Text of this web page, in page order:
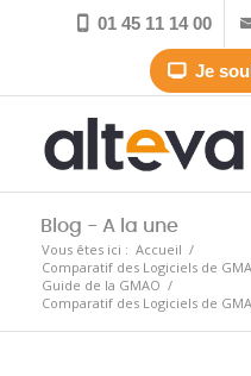
 01 45 11 14 00
Je
Blog - A la une
Vous êtes ici : Accueil /
Comparatif des Logiciels de
Guide de la GMAO /
Comparatif des Logiciels de